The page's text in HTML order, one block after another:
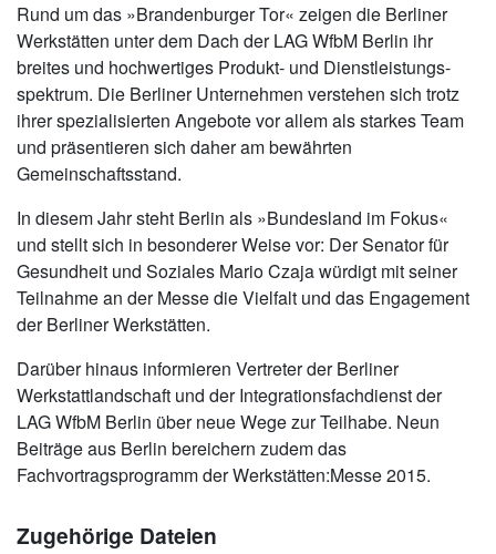
Rund um das »Brandenburger Tor« zeigen die Berliner
Werkstätten unter dem Dach der LAG WfbM Berlin ihr
breites und hochwertiges Produkt- und Dienstleistungs-
spektrum. Die Berliner Unternehmen verstehen sich trotz
ihrer spezialisierten Angebote vor allem als starkes Team
und präsentieren sich daher am bewährten
Gemeinschaftsstand.
In diesem Jahr steht Berlin als »Bundesland im Fokus«
und stellt sich in besonderer Weise vor: Der Senator für
Gesundheit und Soziales Mario Czaja würdigt mit seiner
Teilnahme an der Messe die Vielfalt und das Engagement
der Berliner Werkstätten.
Darüber hinaus informieren Vertreter der Berliner
Werkstattlandschaft und der Integrationsfachdienst der
LAG WfbM Berlin über neue Wege zur Teilhabe. Neun
Beiträge aus Berlin bereichern zudem das
Fachvortragsprogramm der Werkstätten:Messe 2015.
Zugehörige Dateien